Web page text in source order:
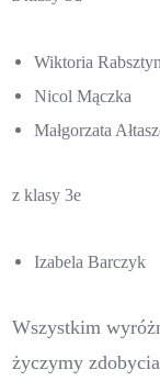
Wiktoria
Nicol Mączka
Małgorzata
z klasy 3e
Izabela Barczyk
Wszystkim
życzymy